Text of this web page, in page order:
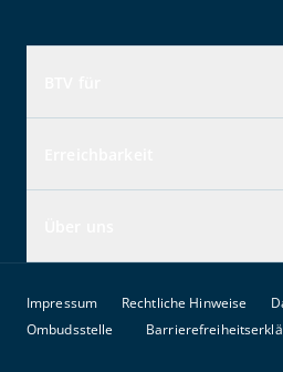
Impressum Rechtliche Hinweise
Ombudsstelle